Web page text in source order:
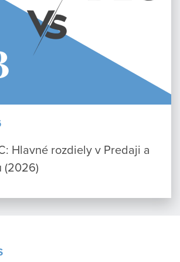
Hlavné rozdiely v Predaji a
(2026)